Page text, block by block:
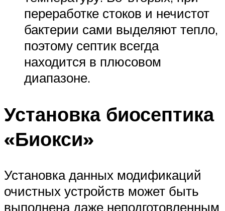
переработке стоков и нечистот
бактерии сами выделяют тепло,
поэтому септик всегда
находится в плюсовом
диапазоне.
Установка биосептика
«Биокси»
Установка данных модификаций
очистных устройств может быть
выполнена даже неподготовленным